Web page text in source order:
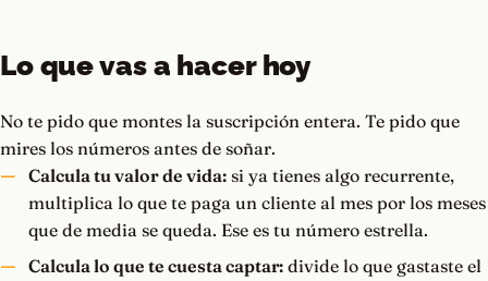
Lo que vas a hacer hoy
No te pido que montes la suscripción entera. Te pido que
mires los números antes de soñar.
Calcula tu valor de vida:si ya tienes algo recurrente,
multiplica lo que te paga un cliente al mes por los meses
que de media se queda. Ese es tu número estrella.
Calcula lo que te cuesta captar:divide lo que gastaste el